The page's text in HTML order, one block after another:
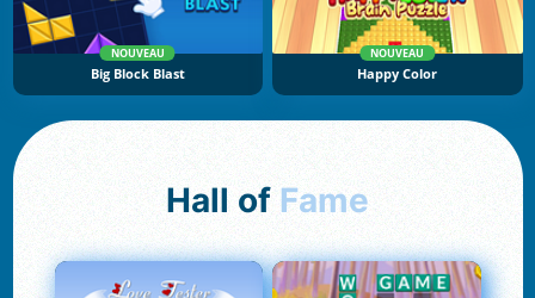
NOUVEAU
Big Block Blast
NOUVEAU
Happy Color
Hall of Fame